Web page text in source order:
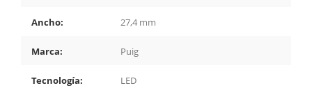
Ancho: 27,4 mm
Marca: Puig
Tecnología: LED